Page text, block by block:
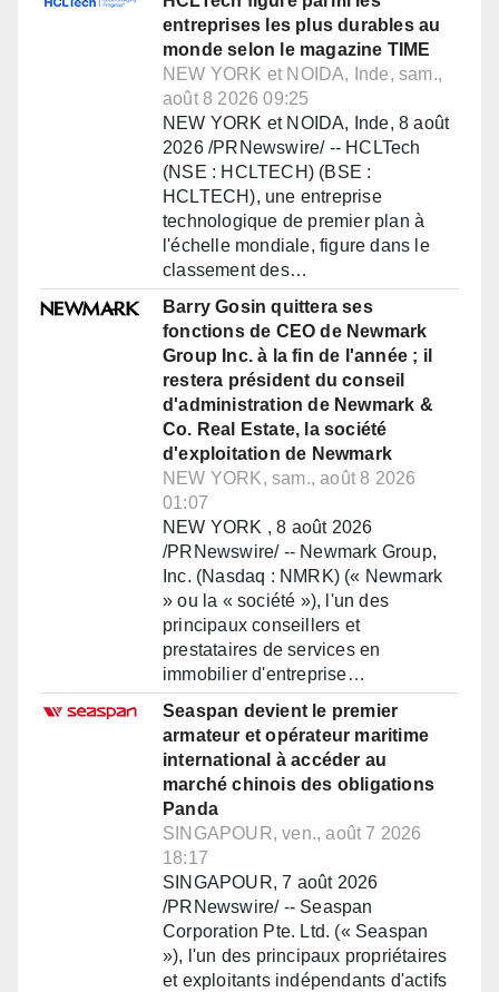
entreprises les plus durables au
monde selon le magazine TIME
NEW YORK et NOIDA, Inde, sam.,
août 8 2026 09:25
NEW YORK et NOIDA, Inde, 8 août
2026 /PRNewswire/ -- HCLTech
(NSE : HCLTECH) (BSE :
HCLTECH), une entreprise
technologique de premier plan à
l'échelle mondiale, figure dans le
classement des…
Barry Gosin quittera ses
fonctions de CEO de Newmark
Group Inc. à la fin de l'année ; il
restera président du conseil
d'administration de Newmark &
Co. Real Estate, la société
d'exploitation de Newmark
NEW YORK, sam., août 8 2026
01:07
NEW YORK , 8 août 2026
/PRNewswire/ -- Newmark Group,
Inc. (Nasdaq : NMRK) (« Newmark
» ou la « société »), l'un des
principaux conseillers et
prestataires de services en
immobilier d'entreprise…
Seaspan devient le premier
armateur et opérateur maritime
international à accéder au
marché chinois des obligations
Panda
SINGAPOUR, ven., août 7 2026
18:17
SINGAPOUR, 7 août 2026
/PRNewswire/ -- Seaspan
Corporation Pte. Ltd. (« Seaspan
»), l'un des principaux propriétaires
et exploitants indépendants d'actifs